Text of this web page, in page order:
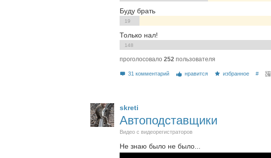
Буду брать
19
Только нал!
148
проголосовало 252 пользователя
31 комментарий нравится избранное #
skreti
Автоподставщики
Видео с видеорегистраторов
Не знаю было не было...